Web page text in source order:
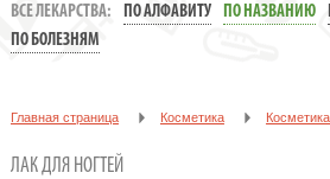
ВСЕ ЛЕКАРСТВА: ПО АЛФАВИТУ ПО НАЗВАНИЮ
ПО БОЛЕЗНЯМ
Главная страница Косметика
ЛАК ДЛЯ НОГТЕЙ